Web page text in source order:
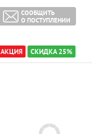
СООБЩИТЬ
О ПОСТУПЛЕНИИ
АКЦИЯ СКИДКА 25%